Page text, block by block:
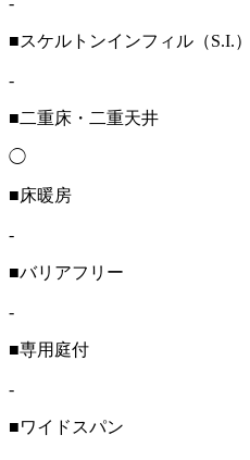
■スケルトンインフィル（S.I.）
-
■二重床・二重天井
◯
■床暖房
-
■バリアフリー
-
■専用庭付
-
■ワイドスパン